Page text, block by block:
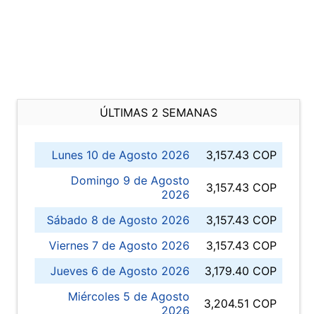
ÚLTIMAS 2 SEMANAS
Lunes 10 de Agosto 2026
3,157.43 COP
Domingo 9 de Agosto
2026
3,157.43 COP
Sábado 8 de Agosto 2026
3,157.43 COP
Viernes 7 de Agosto 2026
3,157.43 COP
Jueves 6 de Agosto 2026
3,179.40 COP
Miércoles 5 de Agosto
2026
3,204.51 COP